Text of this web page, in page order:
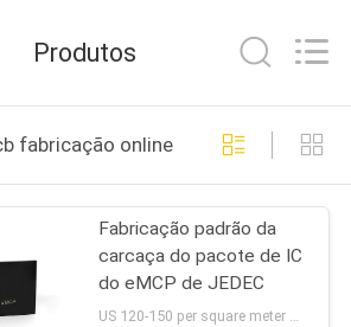
Produtos
fabricação online
Fabricação padrão da
carcaça do pacote de IC
do eMCP de JEDEC
US 120-150 per square meter MOQ:1 medidor quadrado